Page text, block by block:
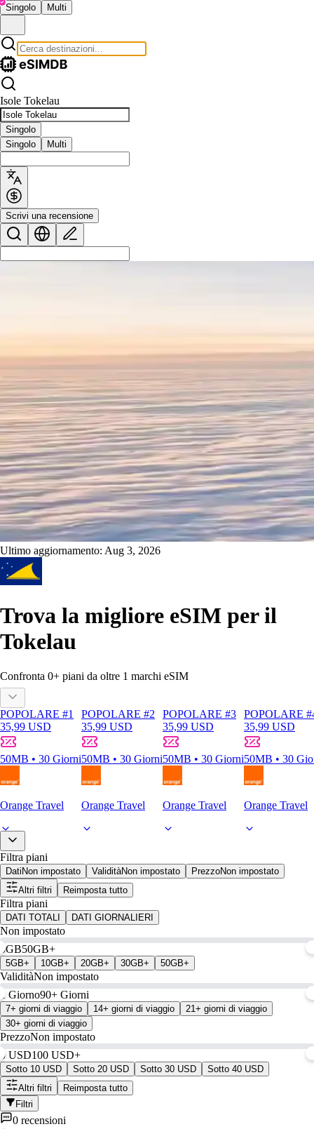
Singolo Multi
Isole Tokelau
Singolo
Singolo
Multi
Scrivi una recensione
Ultimo aggiornamento: Aug 3, 2026
Trova la migliore eSIM per il
Tokelau
Confronta 0+ piani da oltre 1 marchi eSIM
POPOLARE #1
35,99 USD
50MB • 30 Giorni
Orange Travel
POPOLARE #2
35,99 USD
50MB • 30 Giorni
Orange Travel
POPOLARE #3
35,99 USD
50MB • 30 Giorni
Orange Travel
POPOLARE
35,99 USD
50MB • 30
Orange Travel
Filtra piani
Dati Non impostato ValiditàNon impostato PrezzoNon impostato
Altri filtri
Reimposta tutto
Filtra piani
DATI TOTALI DATI GIORNALIERI
Non impostato
0GB50GB+
5GB+ 10GB+ 20GB+ 30GB+ 50GB+
ValiditàNon impostato
1 Giorno90+ Giorni
7+ giorni di viaggio 14+ giorni di viaggio
21+ giorni di viaggio
30+ giorni di viaggio
PrezzoNon impostato
0 USD100 USD+
Sotto 10 USD Sotto 20 USD Sotto 30 USD
Sotto 40 USD
Altri filtri
Reimposta tutto
Filtri
0 recensioni